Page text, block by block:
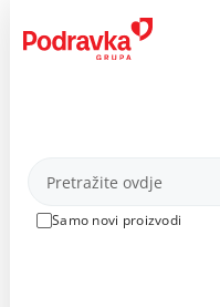
content
Proizvodi
Samo novi proizvodi